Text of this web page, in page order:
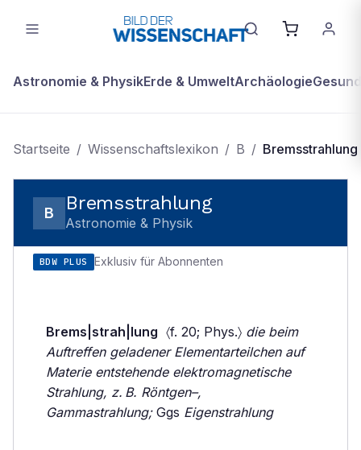
Astronomie & PhysikErde & UmweltArchäologie
Startseite / Wissenschaftslexikon / B / Bremsstrahlung
B Bremsstrahlung
Astronomie & Physik
BDW PLUS Exklusiv für Abonnenten
Brems|strah|lung 〈f. 20; Phys.〉 die beim
Auftreffen geladener Elementarteilchen auf
Materie entstehende elektromagnetische
Strahlung, z. B. Röntgen–,
Gammastrahlung;Ggs Eigenstrahlung